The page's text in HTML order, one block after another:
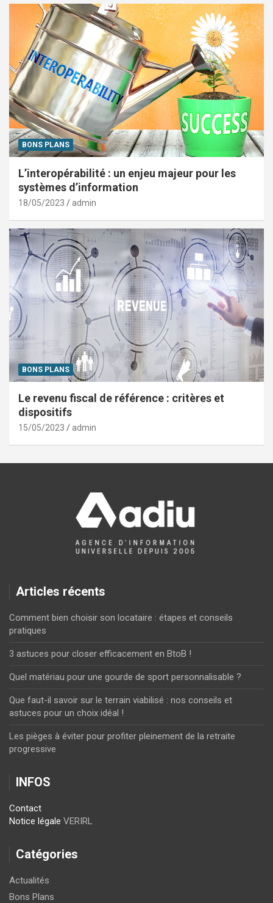
BONS PLANS
L’interopérabilité : un enjeu majeur pour les
systèmes d’information
18/05/2023 admin
BONS PLANS
Le revenu fiscal de référence : critères et
dispositifs
15/05/2023 admin
Articles récents
Comment bien choisir son locataire : étapes et conseils
pratiques
3 astuces pour closer efficacement en BtoB !
Quel matériau pour une gourde de sport personnalisable ?
Que faut-il savoir sur le terrain viabilisé : nos conseils et
astuces pour un choix idéal !
Les pièges à éviter pour profiter pleinement de la retraite
progressive
INFOS
Contact
Notice légale VERIRL
Catégories
Actualités
Bons Plans